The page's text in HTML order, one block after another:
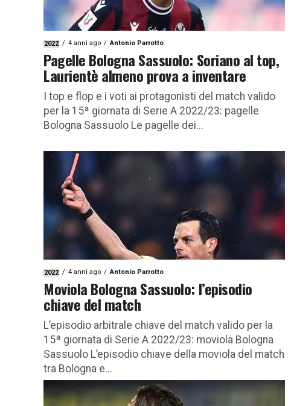
2022 4 anni ago Antonio Parrotto
Pagelle Bologna Sassuolo: Soriano al top,
Laurientè almeno prova a inventare
I top e flop e i voti ai protagonisti del match valido
per la 15ª giornata di Serie A 2022/23: pagelle
Bologna Sassuolo Le pagelle dei...
2022 4 anni ago Antonio Parrotto
Moviola Bologna Sassuolo: l’episodio
chiave del match
L’episodio arbitrale chiave del match valido per la
15ª giornata di Serie A 2022/23: moviola Bologna
Sassuolo L’episodio chiave della moviola del match
tra Bologna e...